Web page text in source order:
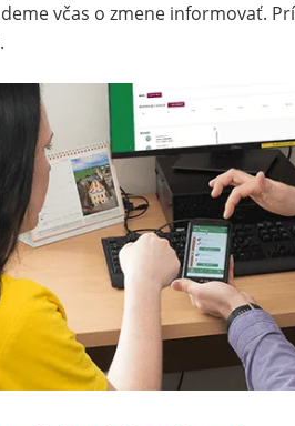
včas o zmene informovať.